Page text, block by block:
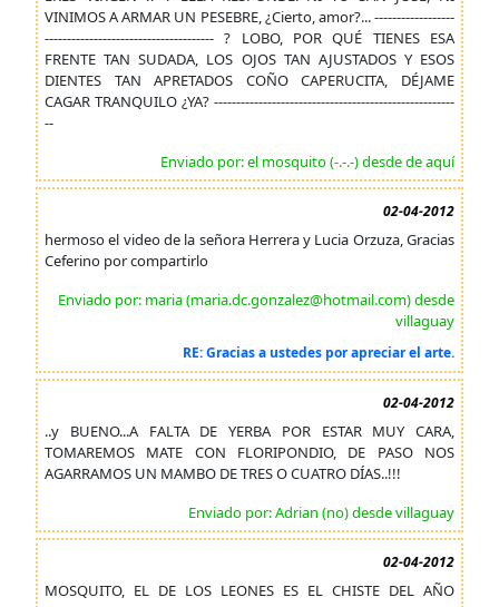
VINIMOS A ARMAR UN PESEBRE, ¿Cierto, amor?... ------------------
-------------------------------------- ? LOBO, POR QUÉ TIENES ESA
FRENTE TAN SUDADA, LOS OJOS TAN AJUSTADOS Y ESOS
DIENTES TAN APRETADOS COÑO CAPERUCITA, DÉJAME
CAGAR TRANQUILO ¿YA? ------------------------------------------------------
--
Enviado por: el mosquito (-.-.-) desde de aquí
02-04-2012
hermoso el video de la señora Herrera y Lucia Orzuza, Gracias
Ceferino por compartirlo
Enviado por: maria (maria.dc.gonzalez@hotmail.com) desde
villaguay
RE: Gracias a ustedes por apreciar el arte.
02-04-2012
..y BUENO...A FALTA DE YERBA POR ESTAR MUY CARA,
TOMAREMOS MATE CON FLORIPONDIO, DE PASO NOS
AGARRAMOS UN MAMBO DE TRES O CUATRO DÍAS..!!!
Enviado por: Adrian (no) desde villaguay
02-04-2012
MOSQUITO, EL DE LOS LEONES ES EL CHISTE DEL AÑO